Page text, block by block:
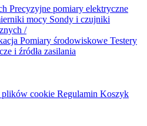
Precyzyjne pomiary elektryczne
mocy Sondy i czujniki
/
Pomiary środowiskowe Testery
i źródła zasilania
cookie Regulamin Koszyk